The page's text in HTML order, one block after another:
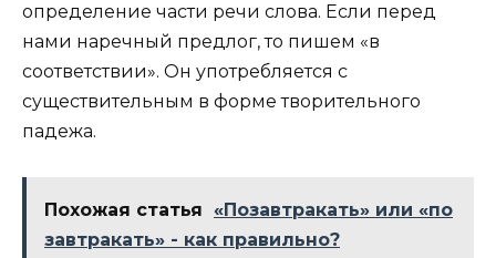
определение части речи слова. Если перед
нами наречный предлог, то пишем «в
соответствии». Он употребляется с
существительным в форме творительного
падежа.
Похожая статья
«Позавтракать» или «по
завтракать» - как правильно?